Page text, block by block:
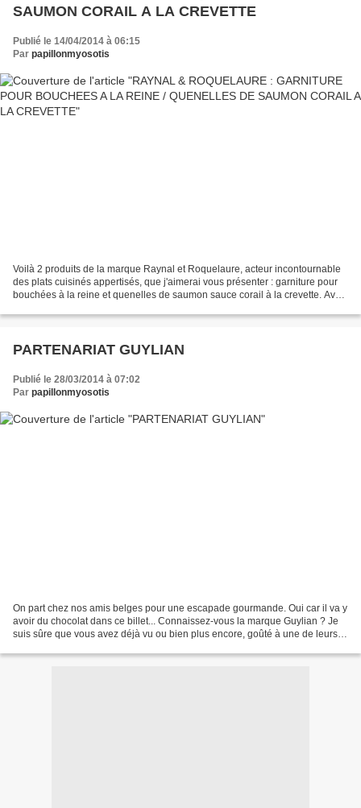
SAUMON CORAIL A LA CREVETTE
Publié le 14/04/2014 à 06:15
Par papillonmyosotis
Voilà 2 produits de la marque Raynal et Roquelaure, acteur incontournable
des plats cuisinés appertisés, que j'aimerai vous présenter : garniture pour
bouchées à la reine et quenelles de saumon sauce corail à la crevette. Avec
PARTENARIAT GUYLIAN
Publié le 28/03/2014 à 07:02
Par papillonmyosotis
On part chez nos amis belges pour une escapade gourmande. Oui car il va y
avoir du chocolat dans ce billet... Connaissez-vous la marque Guylian ? Je
suis sûre que vous avez déjà vu ou bien plus encore, goûté à une de leurs